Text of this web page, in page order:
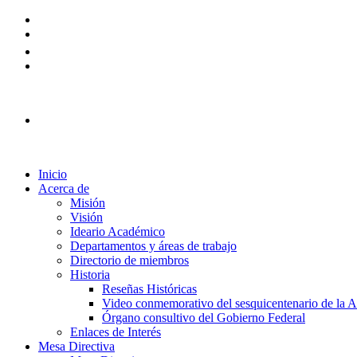
Inicio
Acerca de
Misión
Visión
Ideario Académico
Departamentos y áreas de trabajo
Directorio de miembros
Historia
Reseñas Históricas
Video conmemorativo del sesquicentenario de la
Órgano consultivo del Gobierno Federal
Enlaces de Interés
Mesa Directiva